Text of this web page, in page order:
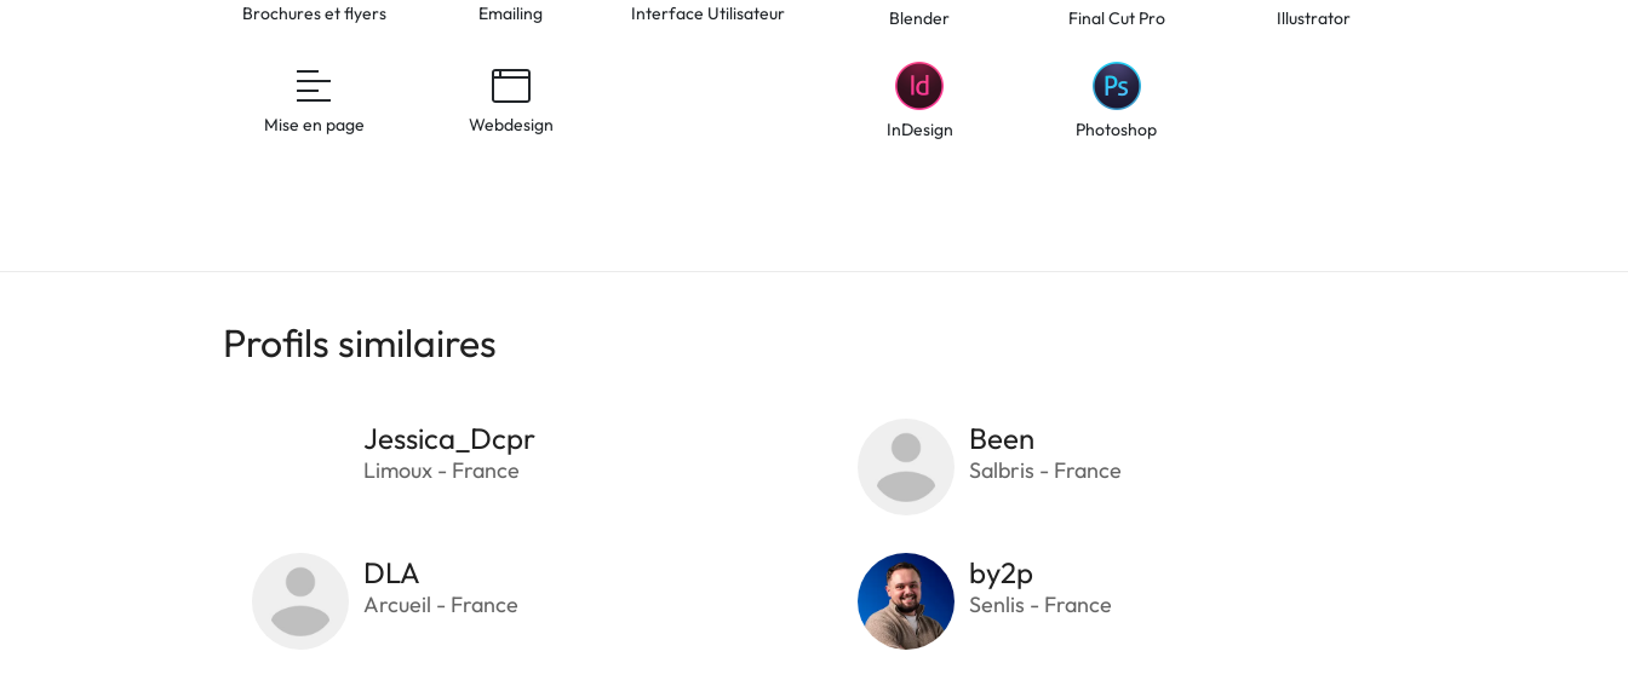
Brochures et flyers Emailing Interface Utilisateur
Mise en page Webdesign
Blender Final Cut Pro Illustrator
InDesign Photoshop
Profils similaires
Jessica_Dcpr
Limoux - France
Been
Salbris - France
DLA
Arcueil - France
by2p
Senlis - France